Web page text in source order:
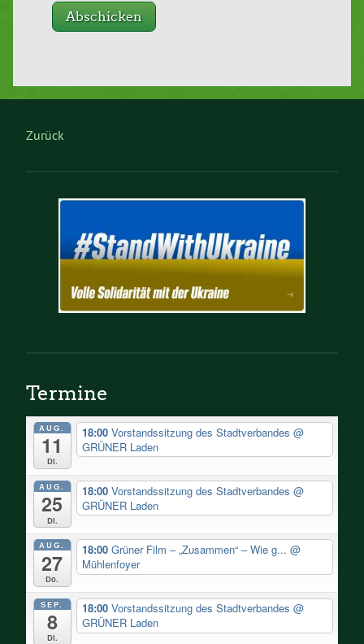
Zurück
Termine
AUG.
11
Di.
18:00 Vorstandssitzung des Stadtverbandes @
GRÜNER Laden
AUG.
25
Di.
18:00 Vorstandssitzung des Stadtverbandes @
GRÜNER Laden
AUG.
27
Do.
18:00 Grüner Film – „Zusammen“ – Wie g... @
Mühlenfoyer
SEP.
8
Di.
18:00 Vorstandssitzung des Stadtverbandes @
GRÜNER Laden